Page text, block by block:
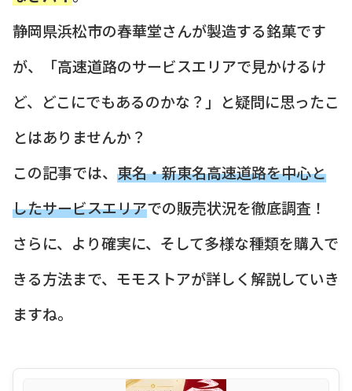
静岡県浜松市の春華堂さんが製造する銘菓です
が、「高速道路のサービスエリアで見かけるけ
ど、どこにでもあるのかな？」と疑問に思ったこ
とはありませんか？
この記事では、 東名・新東名高速道路を中心と
したサービスエリアでの販売状況を徹底調査！
さらに、より確実に、そして多様な種類を購入で
きる方法まで、モモストアが詳しく解説していき
ますね。